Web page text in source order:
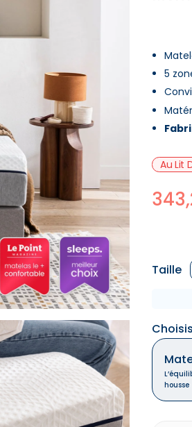
5
Au Lit
Taille